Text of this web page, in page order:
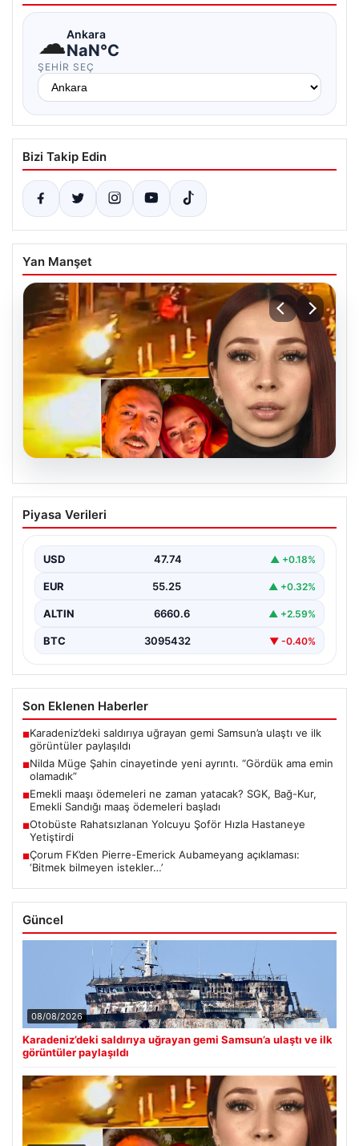
☁Ankara
NaN°C
ŞEHIR SEÇ
Bizi Takip Edin
Yan Manşet
07.08.2026
Nilda Müge Şahin cinayetinde yeni
ayrıntı. “Gördük ama emin olamadık”
Gelişmeler ve Detaylar", "content": "İstanbul'un Şişli
ilçesinde…
Piyasa Verileri
USD 47.74 ▲ +0.18%
EUR 55.25 ▲ +0.32%
ALTIN 6660.6 ▲ +2.59%
BTC 3095432 ▼ -0.40%
Son Eklenen Haberler
■Karadeniz’deki saldırıya uğrayan gemi Samsun’a ulaştı ve ilk
görüntüler paylaşıldı
■Nilda Müge Şahin cinayetinde yeni ayrıntı. “Gördük ama emin
olamadık”
■Emekli maaşı ödemeleri ne zaman yatacak? SGK, Bağ-Kur,
Emekli Sandığı maaş ödemeleri başladı
■Otobüste Rahatsızlanan Yolcuyu Şoför Hızla Hastaneye
Yetiştirdi
■Çorum FK’den Pierre-Emerick Aubameyang açıklaması:
‘Bitmek bilmeyen istekler…’
Güncel
08/08/2026
Karadeniz’deki saldırıya uğrayan gemi Samsun’a ulaştı ve ilk
görüntüler paylaşıldı